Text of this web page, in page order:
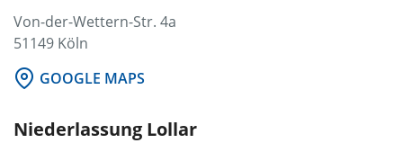
Von-der-Wettern-Str. 4a
51149 Köln
GOOGLE MAPS
Niederlassung Lollar